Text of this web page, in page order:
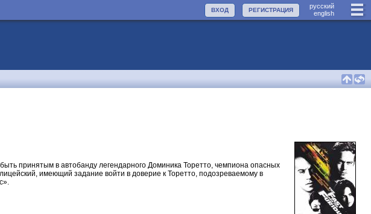
руccкий
english
РЕГИСТРАЦИЯ
ВХОД
принятым в автобанду легендарного Доминика Торетто, чемпиона опасных
имеющий задание войти в доверие к Торетто, подозреваемому в